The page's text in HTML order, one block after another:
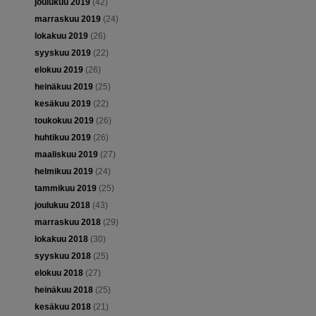
joulukuu 2019(42)
marraskuu 2019(24)
lokakuu 2019(26)
syyskuu 2019(22)
elokuu 2019(26)
heinäkuu 2019(25)
kesäkuu 2019(22)
toukokuu 2019(26)
huhtikuu 2019(26)
maaliskuu 2019(27)
helmikuu 2019(24)
tammikuu 2019(25)
joulukuu 2018(43)
marraskuu 2018(29)
lokakuu 2018(30)
syyskuu 2018(25)
elokuu 2018(27)
heinäkuu 2018(25)
kesäkuu 2018(21)